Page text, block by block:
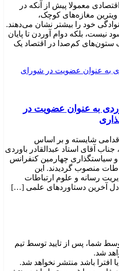
معمولا پیش از آنکه در
مغازه‌های کوچک،
خود را بیشتر نشان می‌دهند.
نیست، بلکه دوام آوردن تا پایان
کم‌صدا در اقتصاد یک
به عنوان عضویت در
شایسته و بر اساس
آقای استاد عبدالقادر باوردی
سیاستگذاری چهارمین کنفرانس
منصوب گردیدند. این
رسانه و علوم ارتباطات
آخرین دستاوردهای علمی […]
شما، پس از تایید توسط تیم
شد.
افترا باشد منتشر نخواهد شد.